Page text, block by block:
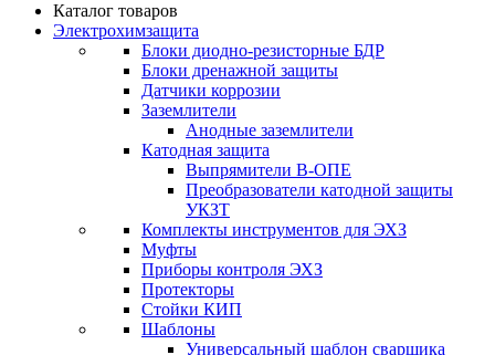
Каталог товаров
Электрохимзащита
Блоки диодно-резисторные БДР
Блоки дренажной защиты
Датчики коррозии
Заземлители
Анодные заземлители
Катодная защита
Выпрямители В-ОПЕ
Преобразователи катодной защиты
УКЗТ
Комплекты инструментов для ЭХЗ
Муфты
Приборы контроля ЭХЗ
Протекторы
Стойки КИП
Шаблоны
Универсальный шаблон сварщика